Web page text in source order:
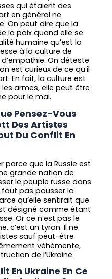
qui étaient des
en général ne
On peut dire que la
la paix quand elle se
humaine qu’est la
à la culture de
On déteste
est curieux de ce qu’il
En fait, la culture est
armes, elle peut être
pour le mal.
Pensez-Vous
Des Artistes
Du Conflit En
que la Russie est
grande nation de
le peuple russe dans
faut pas pousser la
qu’elle sentirait que
désigné comme étant
Or ce n’est pas le
c’est un tyran. Il ne
sauf peut-être
véhémente,
de l’Ukraine.
En Ukraine En Ce